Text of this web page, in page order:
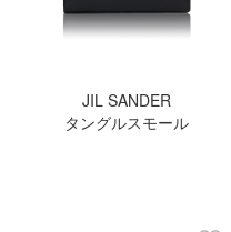
JIL SANDER
タングルスモール